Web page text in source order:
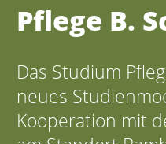
Pflege B.
Das Studium
neues
Kooperation mit